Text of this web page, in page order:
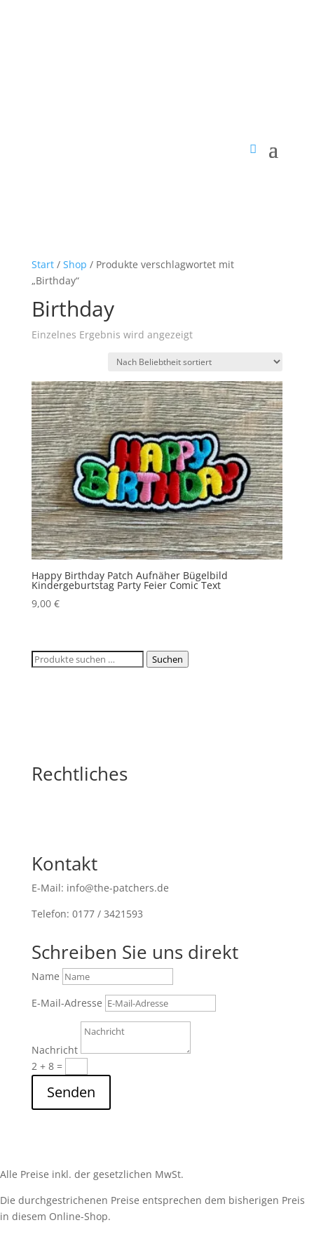
Start/ Shop / Produkte verschlagwortet mit
„Birthday“
Birthday
Einzelnes Ergebnis wird angezeigt
Happy Birthday Patch Aufnäher Bügelbild
Kindergeburtstag Party Feier Comic Text
9,00 €
Suchen
Suchen
Rechtliches
Kontakt
E-Mail: info@the-patchers.de
Telefon: 0177 / 3421593
Schreiben Sie uns direkt
Name
E-Mail-Adresse
Nachricht
2 + 8=
Senden
Alle Preise inkl. der gesetzlichen MwSt.
Die durchgestrichenen Preise entsprechen dem bisherigen Preis
in diesem Online-Shop.